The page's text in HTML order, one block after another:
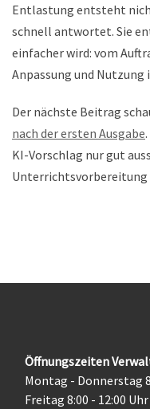
Entlastung entsteht
schnell antwortet. Sie
einfacher wird: vom
Anpassung und
Der nächste Beitrag
nach der ersten Ausgabe
KI-Vorschlag nur gut
Unterrichtsvorbereitung
Öffnungszeiten
Montag - Donnerstag
Freitag 8:00 - 12:00 Uhr